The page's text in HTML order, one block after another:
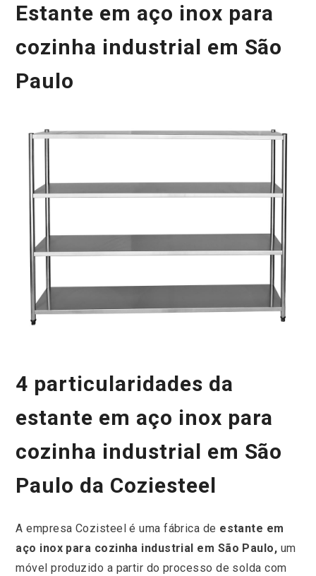
Estante em aço inox para
cozinha industrial em São
Paulo
4 particularidades da
estante em aço inox para
cozinha industrial em São
Paulo da Coziesteel
A empresa Cozisteel é uma fábrica de estante em
aço inox para cozinha industrial em São Paulo, um
móvel produzido a partir do processo de solda com